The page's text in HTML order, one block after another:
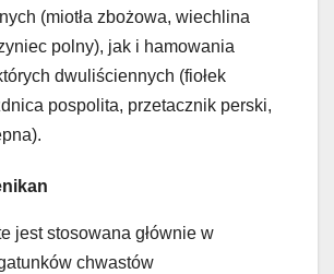
(miotła zbożowa, wiechlina
polny), jak i hamowania
dwuliściennych (fiołek
pospolita, przetacznik perski,
jest stosowana głównie w
chwastów